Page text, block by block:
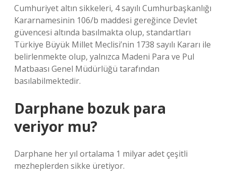
Cumhuriyet altın sikkeleri, 4 sayılı Cumhurbaşkanlığı
Kararnamesinin 106/b maddesi gereğince Devlet
güvencesi altında basılmakta olup, standartları
Türkiye Büyük Millet Meclisi’nin 1738 sayılı Kararı ile
belirlenmekte olup, yalnızca Madeni Para ve Pul
Matbaası Genel Müdürlüğü tarafından
basılabilmektedir.
Darphane bozuk para
veriyor mu?
Darphane her yıl ortalama 1 milyar adet çeşitli
mezheplerden sikke üretiyor.